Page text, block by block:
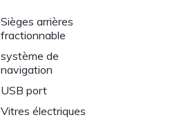
Sièges arrières
fractionnable
système de
navigation
USB port
Vitres électriques